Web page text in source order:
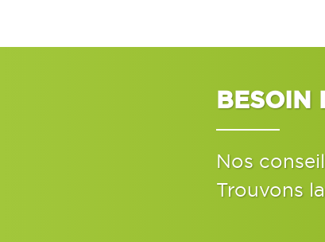
BESOIN
Nos
Trouvons